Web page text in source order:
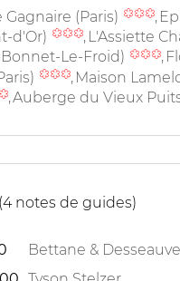
Gagnaire (Paris)
d'Or)
L'Assiette
Le-Froid)
Maison
Auberge du Vieux
(4notes de guides)
Bettane & Desseauve